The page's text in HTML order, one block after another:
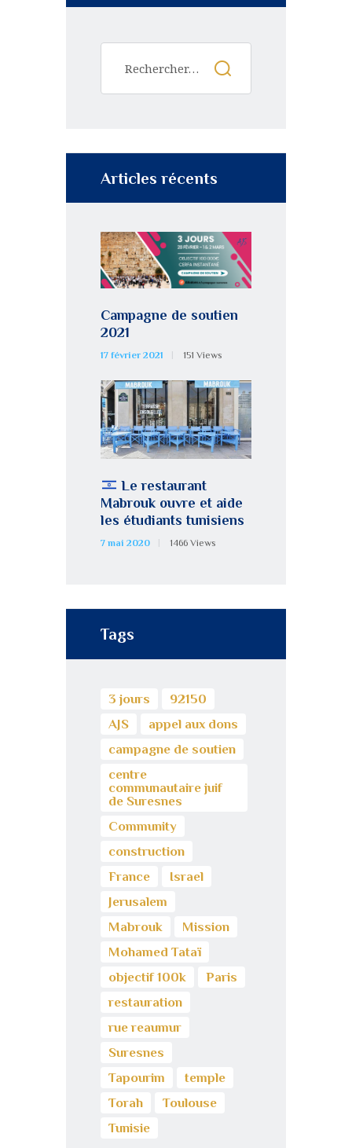
Articles récents
Campagne de soutien
2021
17 février 2021 151 Views
Le restaurant
Mabrouk ouvre et aide
les étudiants tunisiens
7 mai 2020 1466 Views
Tags
3 jours
92150
AJS
appel aux dons
campagne de soutien
centre
communautaire juif
de Suresnes
Community
construction
France
Israel
Jerusalem
Mabrouk
Mission
Mohamed Tataï
objectif 100k
Paris
restauration
rue reaumur
Suresnes
Tapourim
temple
Torah
Toulouse
Tunisie